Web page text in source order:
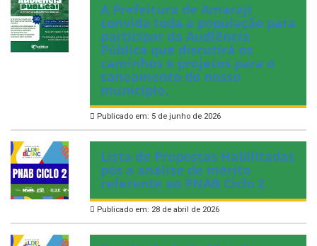
A Prefeitura de Amaraji
convida toda a população para
participar da Audiência
Pública que discutirá os
caminhos e projetos para o
saneamento do nosso
município.
Publicado em: 5 de junho de 2026
Lista de Propostas Habilitadas
pós a análise de mérito
referente ao PNAB Ciclo 2
Publicado em: 28 de abril de 2026